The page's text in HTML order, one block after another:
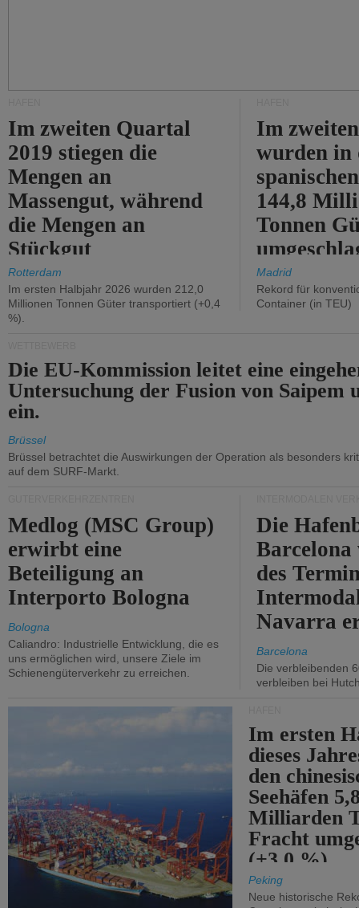
Im zweiten Quartal
2019 stiegen die
Mengen an
Massengut, während
die Mengen an
Stückgut
zurückgingen.
Rotterdam
Im ersten Halbjahr 2026 wurden 212,0
Millionen Tonnen Güter transportiert (+0,4
%).
Im
wurden in
144,8
Tonnen
%).
Madrid
Rekord für
Container (in TEU)
Die EU-Kommission leitet eine
Untersuchung der Fusion von Saipem
ein.
Brüssel
Brüssel betrachtet die Auswirkungen der Operation als besonders
auf dem SURF-Markt.
Medlog (MSC Group)
erwirbt eine
Beteiligung an
Interporto Bologna
Bologna
Caliandro: Industrielle Entwicklung, die es
uns ermöglichen wird, unsere Ziele im
Schienengüterverkehr zu erreichen.
Die
des
Navarra
Barcelona
Die verbleibenden
verbleiben bei
Im ersten
dieses
den
Seehäfen
Milliarden
Fracht
(+3,0 %).
Peking
Neue historische